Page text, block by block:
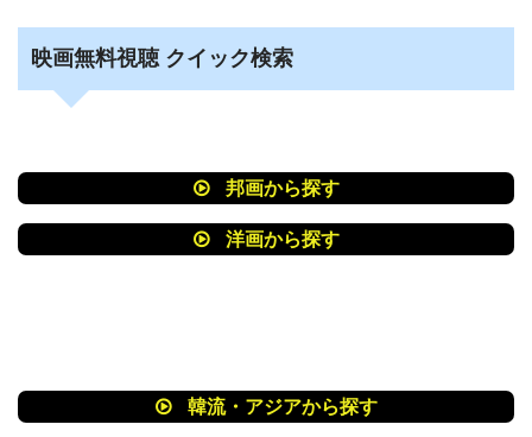
パラレルワールド･ラブストーリー 映画無料
映画 バニラボーイ トゥモロー・イズ・アナザ
ー・デイ 動画フル無料視聴！
Pandora/Dailymotion/9tsu動画配信サイト最新
新情報
映画無料視聴 クイック検索
邦画から探す
洋画から探す
韓流・アジアから探す